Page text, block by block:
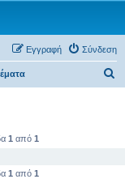
Σύνδεση
Εγγραφή
1 από 1
1 από 1